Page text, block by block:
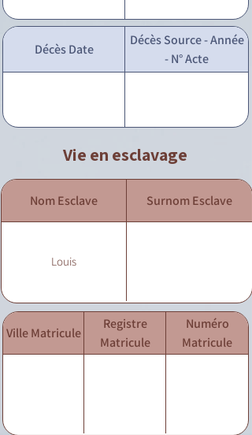
Décès Date
Décès Source - Année
- N° Acte
Vie en esclavage
Nom Esclave Surnom Esclave
Louis
Ville Matricule
Registre
Matricule
Numéro
Matricule